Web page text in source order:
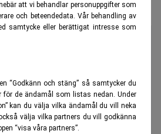
att vi behandlar personuppgifter som
och beteendedata. Vår behandling av
samtycke eller berättigat intresse som
“Godkänn och stäng” så samtycker du
för de ändamål som listas nedan. Under
kan du välja vilka ändamål du vill neka
välja vilka partners du vill godkänna
“visa våra partners”.